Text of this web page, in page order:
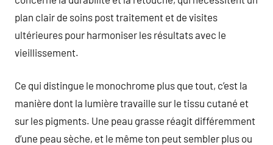
plan clair de soins post traitement et de visites
ultérieures pour harmoniser les résultats avec le
vieillissement.
Ce qui distingue le monochrome plus que tout, c’est la
manière dont la lumière travaille sur le tissu cutané et
sur les pigments. Une peau grasse réagit différemment
d’une peau sèche, et le même ton peut sembler plus ou